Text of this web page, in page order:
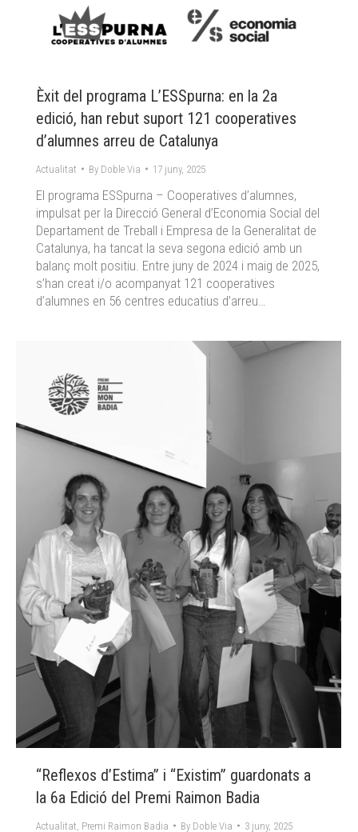
Èxit del programa L’ESSpurna: en la 2a
edició, han rebut suport 121 cooperatives
d’alumnes arreu de Catalunya
Actualitat By Doble Via 17 juny, 2025
El programa ESSpurna – Cooperatives d’alumnes,
impulsat per la Direcció General d’Economia Social del
Departament de Treball i Empresa de la Generalitat de
Catalunya, ha tancat la seva segona edició amb un
balanç molt positiu. Entre juny de 2024 i maig de 2025,
s’han creat i/o acompanyat 121 cooperatives
d’alumnes en 56 centres educatius d’arreu…
“Reflexos d’Estima” i “Existim” guardonats a
la 6a Edició del Premi Raimon Badia
Actualitat Premi Raimon Badia By Doble Via 3 juny, 2025